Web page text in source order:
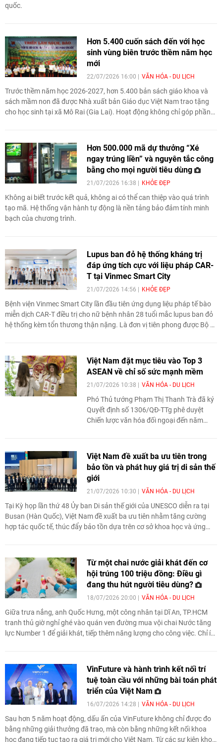
quốc.
Hơn 5.400 cuốn sách đến với học
sinh vùng biên trước thềm năm học
mới
22/07/2026 16:00 VĂN HÓA - DU LỊCH
Trước thềm năm học 2026-2027, hơn 5.400 bản sách giáo khoa và
sách mầm non đã được Nhà xuất bản Giáo dục Việt Nam trao tặng
cho học sinh tại xã Mô Rai (Gia Lai). Hoạt động không chỉ góp phần
chinh phục tri thức.
Hơn 500.000 mã dự thưởng “Xé
ngay trúng liền” và nguyên tắc công
bằng cho mọi người tiêu dùng
21/07/2026 16:38 KHỎE ĐẸP
Không ai biết trước kết quả, không ai có thể can thiệp vào quá trình
tạo mã. Hệ thống vận hành tự động là nền tảng bảo đảm tính minh
bạch của chương trình.
Lupus ban đỏ hệ thống kháng trị
đáp ứng tích cực với liệu pháp CAR-
T tại Vinmec Smart City
21/07/2026 14:56 KHỎE ĐẸP
Bệnh viện Vinmec Smart City lần đầu tiên ứng dụng liệu pháp tế bào
miễn dịch CAR-T điều trị cho nữ bệnh nhân 28 tuổi mắc lupus ban đỏ
hệ thống kèm tổn thương thận nặng. Là đơn vị tiên phong được Bộ Y
bào tiên tiến và mở ra triển vọng mới trong điều trị bệnh tự miễn.
Việt Nam đặt mục tiêu vào Top 3
ASEAN về chỉ số sức mạnh mềm
21/07/2026 10:38 VĂN HÓA - DU LỊCH
Phó Thủ tướng Phạm Thị Thanh Trà đã ký
Quyết định số 1306/QĐ-TTg phê duyệt
Chiến lược văn hóa đối ngoại đến năm
Nam, nâng cao sức mạnh mềm quốc gia,
tăng cường quảng bá hình ảnh đất nước,
con người Việt Nam ra thế giới và thúc đẩy
hội nhập quốc tế về văn hóa.
Việt Nam đề xuất ba ưu tiên trong
bảo tồn và phát huy giá trị di sản thế
giới
21/07/2026 10:30 VĂN HÓA - DU LỊCH
Tại Kỳ họp lần thứ 48 Ủy ban Di sản thế giới của UNESCO diễn ra tại
Busan (Hàn Quốc), Việt Nam đề xuất ba ưu tiên nhằm tăng cường
hợp tác quốc tế, thúc đẩy bảo tồn dựa trên cơ sở khoa học và ứng
Từ một chai nước giải khát đến cơ
hội trúng 100 triệu đồng: Điều gì
đang thu hút người tiêu dùng?
18/07/2026 20:00 VĂN HÓA - DU LỊCH
Giữa trưa nắng, anh Quốc Hưng, một công nhân tại Dĩ An, TP.HCM
tranh thủ giờ nghỉ ghé vào quán ven đường mua vội chai Nước tăng
lực Number 1 để giải khát, tiếp thêm năng lượng cho công việc. Chỉ ít
VinFuture và hành trình kết nối trí
tuệ toàn cầu với những bài toán phát
triển của Việt Nam
16/07/2026 14:28 VĂN HÓA - DU LỊCH
Sau hơn 5 năm hoạt động, dấu ấn của VinFuture không chỉ được đo
bằng những giải thưởng đã trao, mà còn bằng những kết nối khoa
học đang tiếp tục tạo ra giá trị mới cho Việt Nam. Từ các sự kiện khoa